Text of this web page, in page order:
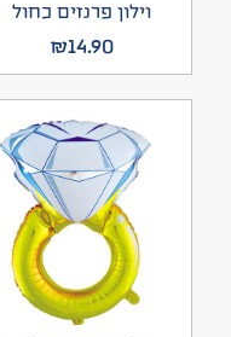
וילון פרנזים כחול
₪14.90